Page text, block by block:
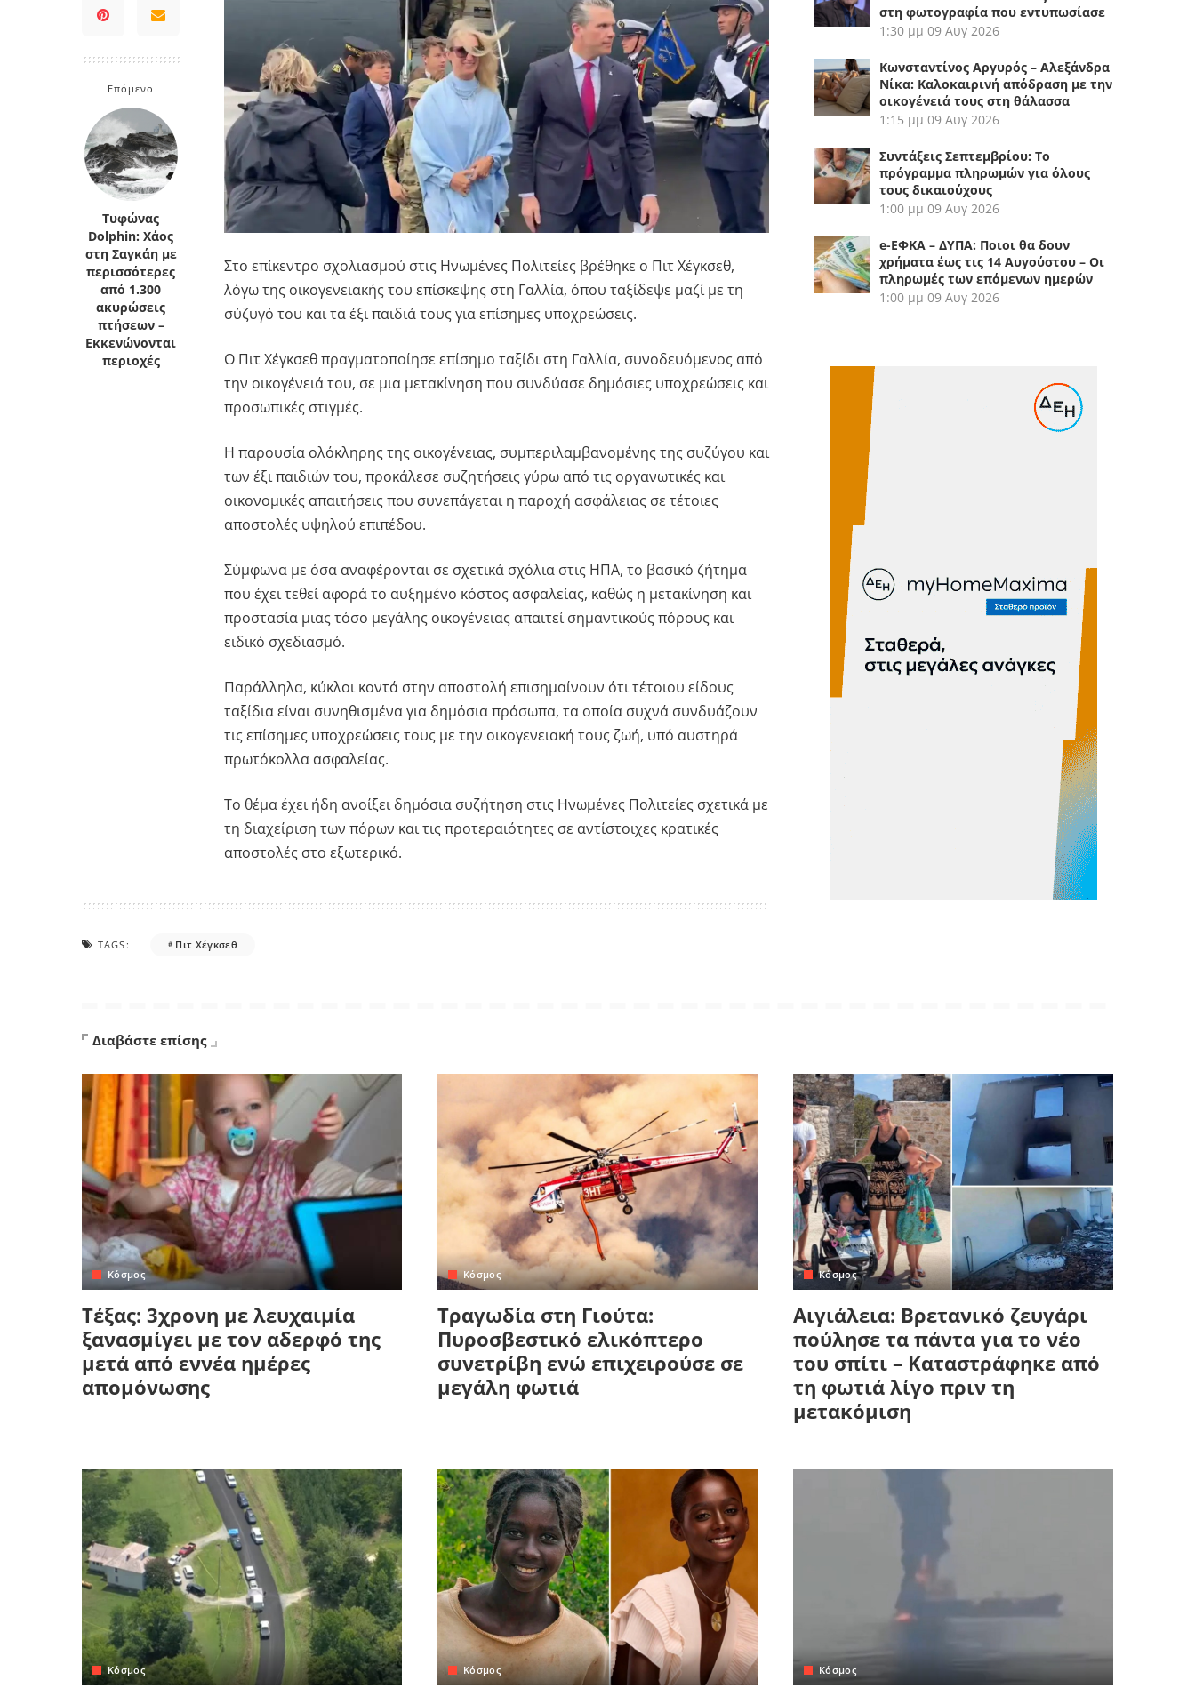
Κρήτη
Πελοπόννησος
Επόμενο
Τυφώνας
Dolphin: Χάος
στη Σαγκάη με
περισσότερες
από 1.300
ακυρώσεις
πτήσεων –
Εκκενώνονται
περιοχές
Στο επίκεντρο σχολιασμού στις Ηνωμένες Πολιτείες βρέθηκε ο Πιτ Χέγκσεθ,
λόγω της οικογενειακής του επίσκεψης στη Γαλλία, όπου ταξίδεψε μαζί με τη
σύζυγό του και τα έξι παιδιά τους για επίσημες υποχρεώσεις.
Ο Πιτ Χέγκσεθ πραγματοποίησε επίσημο ταξίδι στη Γαλλία, συνοδευόμενος από
την οικογένειά του, σε μια μετακίνηση που συνδύασε δημόσιες υποχρεώσεις και
προσωπικές στιγμές.
Η παρουσία ολόκληρης της οικογένειας, συμπεριλαμβανομένης της συζύγου και
των έξι παιδιών του, προκάλεσε συζητήσεις γύρω από τις οργανωτικές και
οικονομικές απαιτήσεις που συνεπάγεται η παροχή ασφάλειας σε τέτοιες
αποστολές υψηλού επιπέδου.
Σύμφωνα με όσα αναφέρονται σε σχετικά σχόλια στις ΗΠΑ, το βασικό ζήτημα
που έχει τεθεί αφορά το αυξημένο κόστος ασφαλείας, καθώς η μετακίνηση και
προστασία μιας τόσο μεγάλης οικογένειας απαιτεί σημαντικούς πόρους και
ειδικό σχεδιασμό.
Παράλληλα, κύκλοι κοντά στην αποστολή επισημαίνουν ότι τέτοιου είδους
ταξίδια είναι συνηθισμένα για δημόσια πρόσωπα, τα οποία συχνά συνδυάζουν
τις επίσημες υποχρεώσεις τους με την οικογενειακή τους ζωή, υπό αυστηρά
πρωτόκολλα ασφαλείας.
Το θέμα έχει ήδη ανοίξει δημόσια συζήτηση στις Ηνωμένες Πολιτείες σχετικά με
τη διαχείριση των πόρων και τις προτεραιότητες σε αντίστοιχες κρατικές
αποστολές στο εξωτερικό.
TAGS: Πιτ Χέγκσεθ
στη φωτογραφία που εντυπωσίασε
1:30 μμ 09 Αυγ 2026
Κωνσταντίνος Αργυρός – Αλεξάνδρα
Νίκα: Καλοκαιρινή απόδραση με την
οικογένειά τους στη θάλασσα
1:15 μμ 09 Αυγ 2026
Συντάξεις Σεπτεμβρίου: Το
πρόγραμμα πληρωμών για όλους
τους δικαιούχους
1:00 μμ 09 Αυγ 2026
e-ΕΦΚΑ – ΔΥΠΑ: Ποιοι θα δουν
χρήματα έως τις 14 Αυγούστου – Οι
πληρωμές των επόμενων ημερών
1:00 μμ 09 Αυγ 2026
Διαβάστε επίσης
Κόσμος
Τέξας: 3χρονη με λευχαιμία
ξανασμίγει με τον αδερφό της
μετά από εννέα ημέρες
απομόνωσης
Κόσμος
Τραγωδία στη Γιούτα:
Πυροσβεστικό ελικόπτερο
συνετρίβη ενώ επιχειρούσε σε
μεγάλη φωτιά
Κόσμος
Αιγιάλεια: Βρετανικό ζευγάρι
πούλησε τα πάντα για το νέο
του σπίτι – Καταστράφηκε από
τη φωτιά λίγο πριν τη
μετακόμιση
Κόσμος Κόσμος Κόσμος